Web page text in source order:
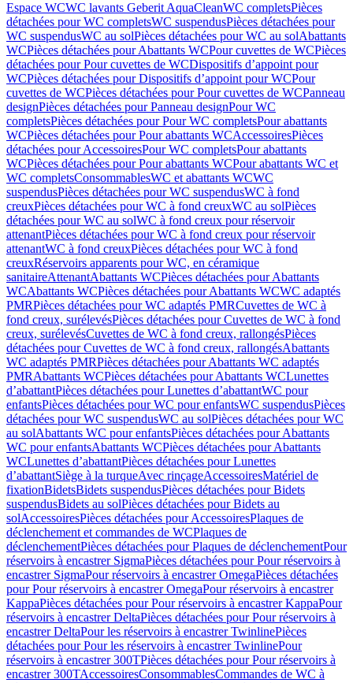
Espace WCWC lavants Geberit AquaCleanWC completsPièces
détachées pour WC completsWC suspendusPièces détachées pour
WC suspendusWC au solPièces détachées pour WC au solAbattants
WCPièces détachées pour Abattants WCPour cuvettes de WCPièces
détachées pour Pour cuvettes de WCDispositifs d’appoint pour
WCPièces détachées pour Dispositifs d’appoint pour WCPour
cuvettes de WCPièces détachées pour Pour cuvettes de WCPanneau
designPièces détachées pour Panneau designPour WC
completsPièces détachées pour Pour WC completsPour abattants
WCPièces détachées pour Pour abattants WCAccessoiresPièces
détachées pour AccessoiresPour WC completsPour abattants
WCPièces détachées pour Pour abattants WCPour abattants WC et
WC completsConsommablesWC et abattants WCWC
suspendusPièces détachées pour WC suspendusWC à fond
creuxPièces détachées pour WC à fond creuxWC au solPièces
détachées pour WC au solWC à fond creux pour réservoir
attenantPièces détachées pour WC à fond creux pour réservoir
attenantWC à fond creuxPièces détachées pour WC à fond
creuxRéservoirs apparents pour WC, en céramique
sanitaireAttenantAbattants WCPièces détachées pour Abattants
WCAbattants WCPièces détachées pour Abattants WCWC adaptés
PMRPièces détachées pour WC adaptés PMRCuvettes de WC à
fond creux, surélevésPièces détachées pour Cuvettes de WC à fond
creux, surélevésCuvettes de WC à fond creux, rallongésPièces
détachées pour Cuvettes de WC à fond creux, rallongésAbattants
WC adaptés PMRPièces détachées pour Abattants WC adaptés
PMRAbattants WCPièces détachées pour Abattants WCLunettes
d’abattantPièces détachées pour Lunettes d’abattantWC pour
enfantsPièces détachées pour WC pour enfantsWC suspendusPièces
détachées pour WC suspendusWC au solPièces détachées pour WC
au solAbattants WC pour enfantsPièces détachées pour Abattants
WC pour enfantsAbattants WCPièces détachées pour Abattants
WCLunettes d’abattantPièces détachées pour Lunettes
d’abattantSiège à la turqueAvec rinçageAccessoiresMatériel de
fixationBidetsBidets suspendusPièces détachées pour Bidets
suspendusBidets au solPièces détachées pour Bidets au
solAccessoiresPièces détachées pour AccessoiresPlaques de
déclenchement et commandes de WCPlaques de
déclenchementPièces détachées pour Plaques de déclenchementPour
réservoirs à encastrer SigmaPièces détachées pour Pour réservoirs à
encastrer SigmaPour réservoirs à encastrer OmegaPièces détachées
pour Pour réservoirs à encastrer OmegaPour réservoirs à encastrer
KappaPièces détachées pour Pour réservoirs à encastrer KappaPour
réservoirs à encastrer DeltaPièces détachées pour Pour réservoirs à
encastrer DeltaPour les réservoirs à encastrer TwinlinePièces
détachées pour Pour les réservoirs à encastrer TwinlinePour
réservoirs à encastrer 300TPièces détachées pour Pour réservoirs à
encastrer 300TAccessoiresConsommablesCommandes de WC à